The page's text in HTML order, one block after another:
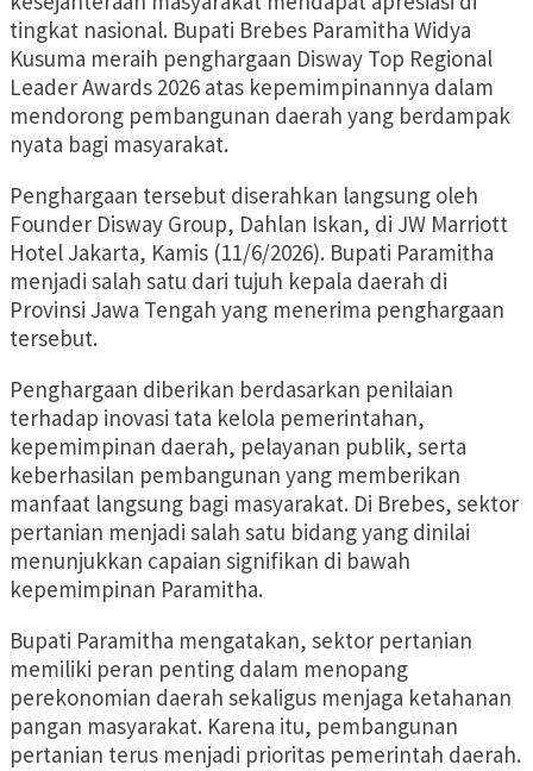
tingkat nasional. Bupati Brebes Paramitha Widya
Kusuma meraih penghargaan Disway Top Regional
Leader Awards 2026 atas kepemimpinannya dalam
mendorong pembangunan daerah yang berdampak
nyata bagi masyarakat.
Penghargaan tersebut diserahkan langsung oleh
Founder Disway Group, Dahlan Iskan, di JW Marriott
Hotel Jakarta, Kamis (11/6/2026). Bupati Paramitha
menjadi salah satu dari tujuh kepala daerah di
Provinsi Jawa Tengah yang menerima penghargaan
tersebut.
Penghargaan diberikan berdasarkan penilaian
terhadap inovasi tata kelola pemerintahan,
kepemimpinan daerah, pelayanan publik, serta
keberhasilan pembangunan yang memberikan
manfaat langsung bagi masyarakat. Di Brebes, sektor
pertanian menjadi salah satu bidang yang dinilai
menunjukkan capaian signifikan di bawah
kepemimpinan Paramitha.
Bupati Paramitha mengatakan, sektor pertanian
memiliki peran penting dalam menopang
perekonomian daerah sekaligus menjaga ketahanan
pangan masyarakat. Karena itu, pembangunan
pertanian terus menjadi prioritas pemerintah daerah.